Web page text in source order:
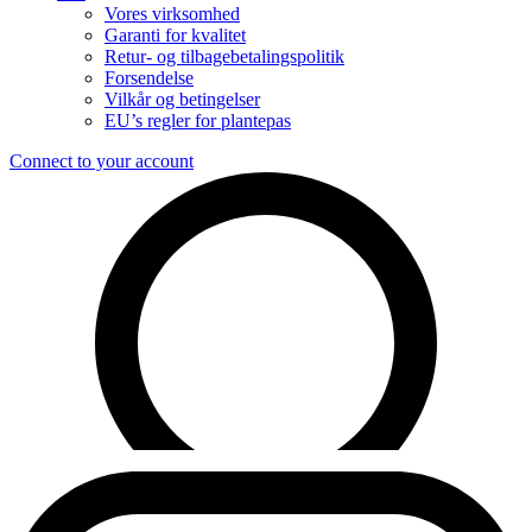
Vores virksomhed
Garanti for kvalitet
Retur- og tilbagebetalingspolitik
Forsendelse
Vilkår og betingelser
EU’s regler for plantepas
Connect to your account